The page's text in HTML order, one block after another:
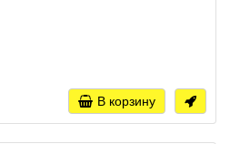
В корзину